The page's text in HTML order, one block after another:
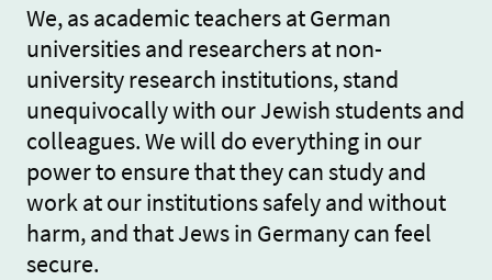
We, as academic teachers at German
universities and researchers at non-
university research institutions, stand
unequivocally with our Jewish students and
colleagues. We will do everything in our
power to ensure that they can study and
work at our institutions safely and without
harm, and that Jews in Germany can feel
secure.